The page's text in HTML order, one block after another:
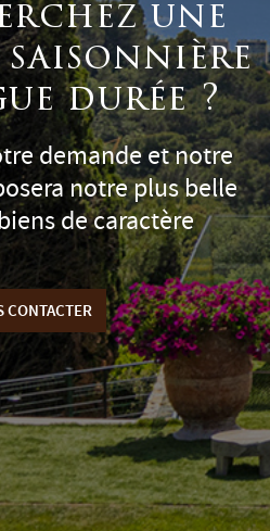
une
durée ?
demande et notre
notre plus belle
de caractère
CONTACTER